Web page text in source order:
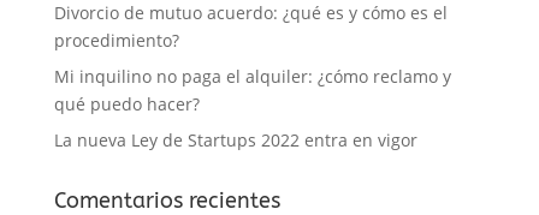
Divorcio de mutuo acuerdo: ¿qué es y cómo es el
procedimiento?
Mi inquilino no paga el alquiler: ¿cómo reclamo y
qué puedo hacer?
La nueva Ley de Startups 2022 entra en vigor
Comentarios recientes